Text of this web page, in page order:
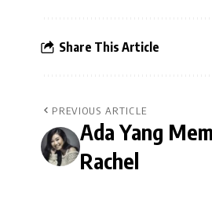
Share This Article
PREVIOUS ARTICLE
Ada Yang
Rachel